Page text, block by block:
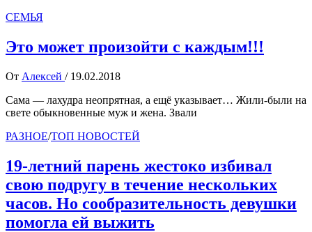
СЕМЬЯ
Это может произойти с каждым!!!
От Алексей / 19.02.2018
Сама — лахудра неопрятная, а ещё указывает… Жили-были на
свете обыкновенные муж и жена. Звали
РАЗНОЕ/ТОП НОВОСТЕЙ
19-летний парень жестоко избивал
свою подругу в течение нескольких
часов. Но сообразительность девушки
помогла ей выжить